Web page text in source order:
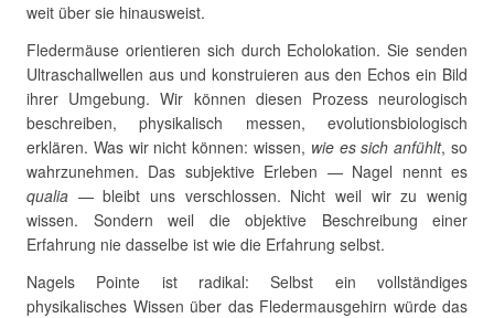
weit über sie hinausweist.
Fledermäuse orientieren sich durch Echolokation. Sie senden
Ultraschallwellen aus und konstruieren aus den Echos ein Bild
ihrer Umgebung. Wir können diesen Prozess neurologisch
beschreiben, physikalisch messen, evolutionsbiologisch
erklären. Was wir nicht können: wissen, wie es sich anfühlt, so
wahrzunehmen. Das subjektive Erleben — Nagel nennt es
qualia — bleibt uns verschlossen. Nicht weil wir zu wenig
wissen. Sondern weil die objektive Beschreibung einer
Erfahrung nie dasselbe ist wie die Erfahrung selbst.
Nagels Pointe ist radikal: Selbst ein vollständiges
physikalisches Wissen über das Fledermausgehirn würde das